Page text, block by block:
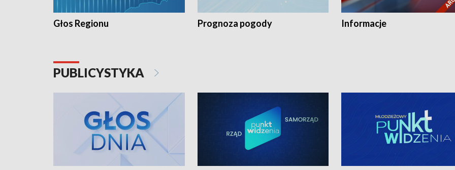
Głos Regionu Prognoza pogody Informacje
PUBLICYSTYKA